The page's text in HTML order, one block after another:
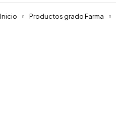
Inicio Productos grado Farma